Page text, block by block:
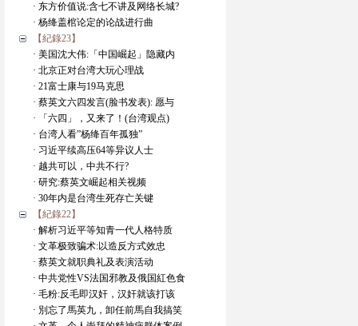
· 东方价值说:含七不讲及网络长城?
· 杨绛盖棺论定的论战进行曲
【紀錄23】
· 美国沈大伟:「中国崛起」隐藏内
· 北京正对台湾大玩心理战
· 21富士康与19马克思
· 蔡英文六四发言(脸书发表): 愿与
· 「六四」，又来了！(台湾观点)
· 台湾人看”杨绛百年孤独”
· 习近平续高压64等异议人士
· 越共可以，中共不行?
· 研究:蔡英文崛起相关视频
· 30年内是台湾生死存亡关键
【紀錄22】
· 解析习近平等知青一代人格特质
· 文革极致骗术:以造反方式效忠
· 蔡英文就职典礼及表演活动
· 中共党性VS法国邪教及俄国紅色食
· 毛粉:反毛即汉奸，汉奸就该打该
· 別忘了馬英九，卸任前馬自我搞笑